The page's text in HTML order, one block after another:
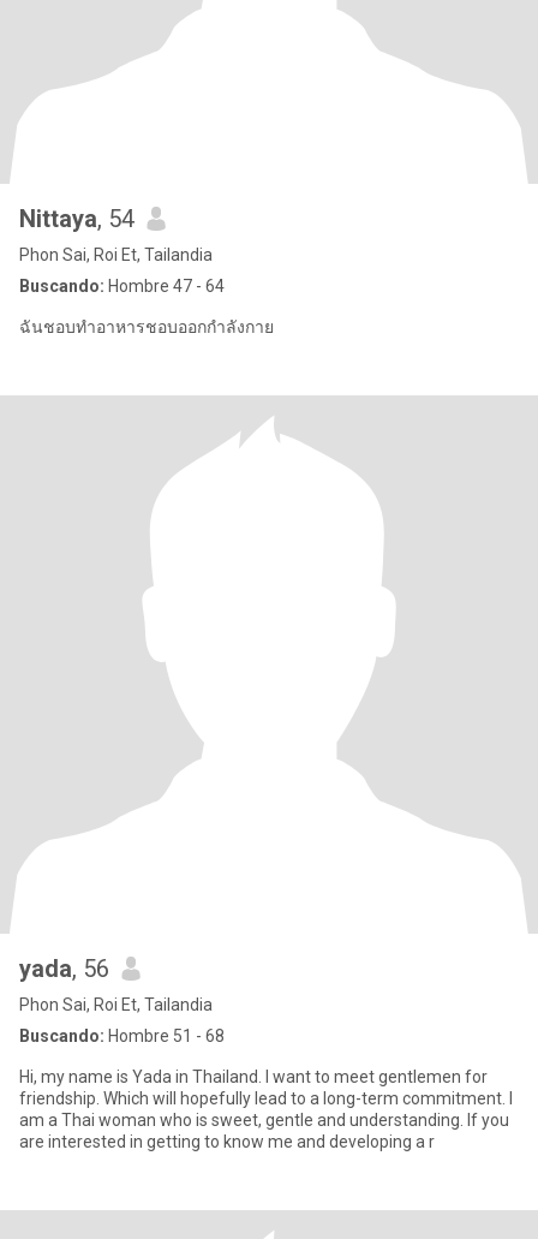
Nittaya, 54
Phon Sai, Roi Et, Tailandia
Buscando: Hombre 47 - 64
ฉันชอบทำอาหารชอบออกกำลังกาย
yada, 56
Phon Sai, Roi Et, Tailandia
Buscando: Hombre 51 - 68
Hi, my name is Yada in Thailand. I want to meet gentlemen for
friendship. Which will hopefully lead to a long-term commitment. I
am a Thai woman who is sweet, gentle and understanding. If you
are interested in getting to know me and developing a r